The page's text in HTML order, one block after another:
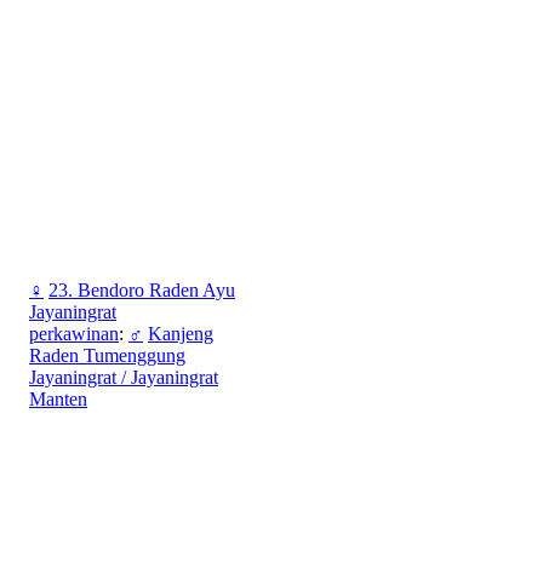
♀ 23. Bendoro Raden Ayu
Jayaningrat
perkawinan: ♂ Kanjeng
Raden Tumenggung
Jayaningrat / Jayaningrat
Manten